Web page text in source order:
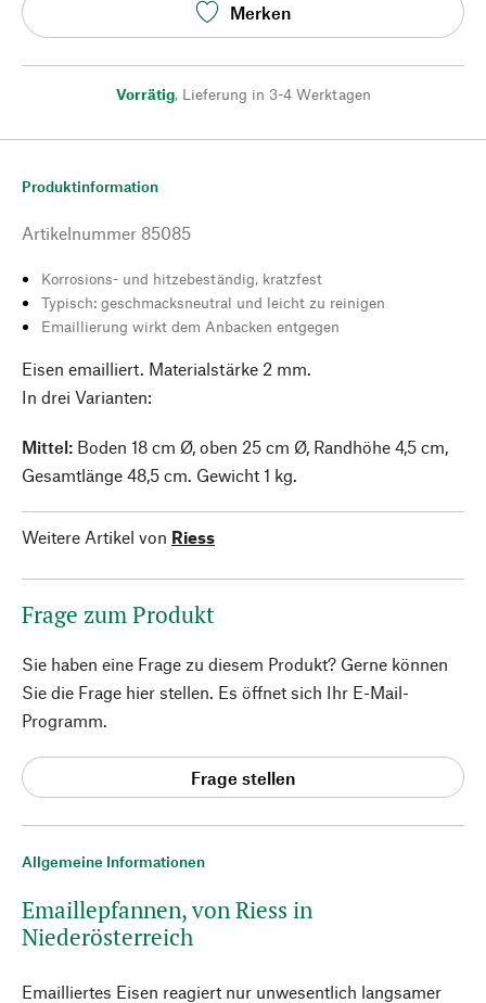
Merken
Vorrätig, Lieferung in 3-4 Werktagen
Allgemeine Informationen
Emaillepfannen, von Riess in
Niederösterreich
Emailliertes Eisen reagiert nur unwesentlich langsamer
Produktinformation
Artikelnummer 85085
Korrosions- und hitzebeständig, kratzfest
Typisch: geschmacksneutral und leicht zu reinigen
Emaillierung wirkt dem Anbacken entgegen
Eisen emailliert. Materialstärke 2 mm.
In drei Varianten:
Mittel: Boden 18 cm Ø, oben 25 cm Ø, Randhöhe 4,5 cm,
Gesamtlänge 48,5 cm. Gewicht 1 kg.
Weitere Artikel von Riess
Frage zum Produkt
Sie haben eine Frage zu diesem Produkt? Gerne können
Sie die Frage hier stellen. Es öffnet sich Ihr E-Mail-
Programm.
Frage stellen